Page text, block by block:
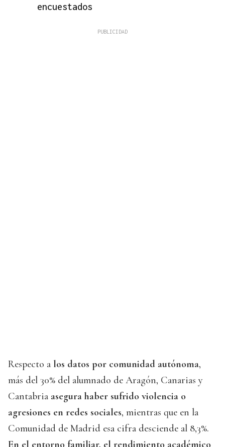
encuestados
Respecto a los datos por comunidad autónoma,
más del 30% del alumnado de Aragón, Canarias y
Cantabria asegura haber sufrido violencia o
agresiones en redes sociales, mientras que en la
Comunidad de Madrid esa cifra desciende al 8,3%.